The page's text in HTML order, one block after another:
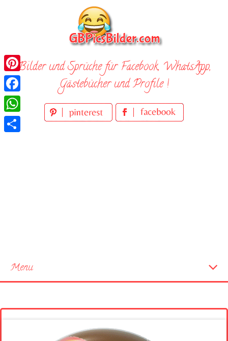
Bilder und Sprüche für Facebook, WhatsApp,
Gästebücher und Profile !
Menu
Pinterest
Facebook
WhatsApp